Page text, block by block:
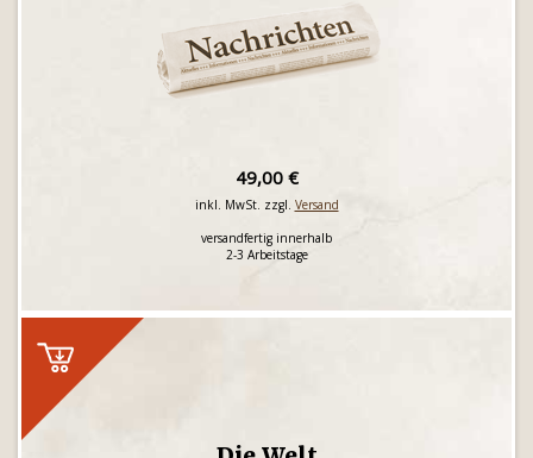
49,00 €
inkl. MwSt. zzgl. Versand
versandfertig innerhalb
2-3 Arbeitstage